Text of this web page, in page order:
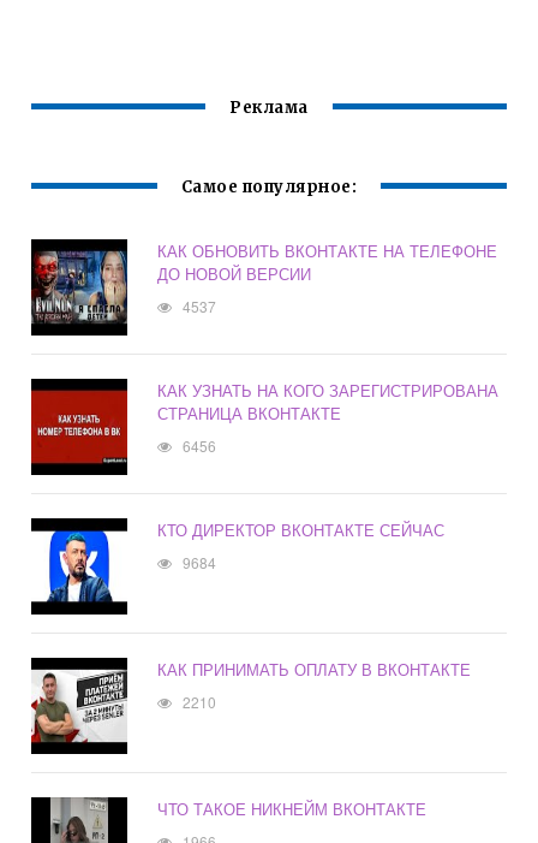
Реклама
Самое популярное:
КАК ОБНОВИТЬ ВКОНТАКТЕ НА ТЕЛЕФОНЕ
ДО НОВОЙ ВЕРСИИ
4537
КАК УЗНАТЬ НА КОГО ЗАРЕГИСТРИРОВАНА
СТРАНИЦА ВКОНТАКТЕ
6456
КТО ДИРЕКТОР ВКОНТАКТЕ СЕЙЧАС
9684
КАК ПРИНИМАТЬ ОПЛАТУ В ВКОНТАКТЕ
2210
ЧТО ТАКОЕ НИКНЕЙМ ВКОНТАКТЕ